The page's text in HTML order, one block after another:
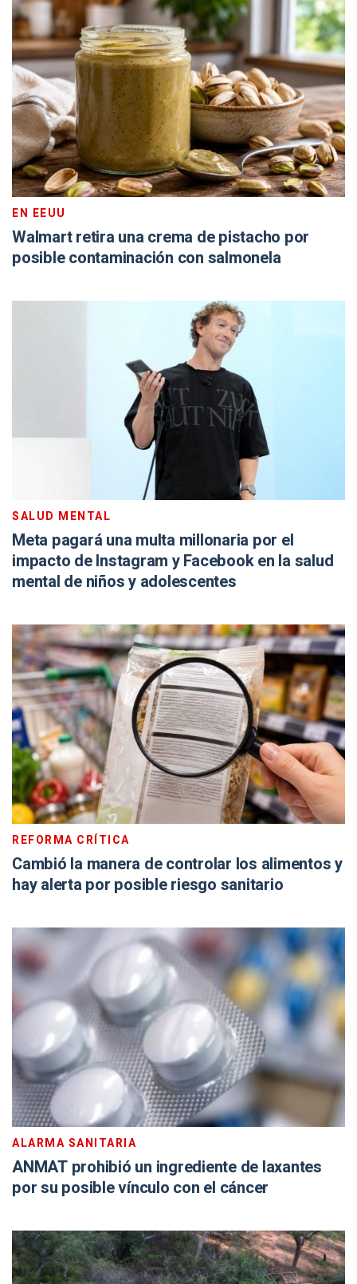
EN EEUU
Walmart retira una crema de pistacho por
posible contaminación con salmonela
SALUD MENTAL
Meta pagará una multa millonaria por el
impacto de Instagram y Facebook en la salud
mental de niños y adolescentes
REFORMA CRÍTICA
Cambió la manera de controlar los alimentos y
hay alerta por posible riesgo sanitario
ALARMA SANITARIA
ANMAT prohibió un ingrediente de laxantes
por su posible vínculo con el cáncer